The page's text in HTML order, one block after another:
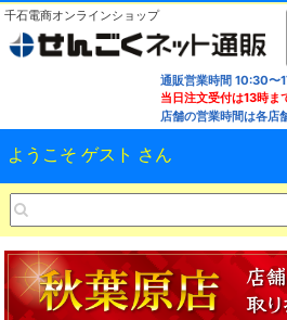
千石電商オンラインショップ
通販営業時間 10:30〜
当日注文受付は13時ま
店舗の営業時間は各店
ようこそ ゲスト さん